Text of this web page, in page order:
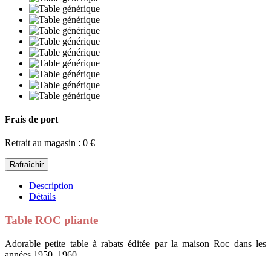
Frais de port
Retrait au magasin : 0 €
Description
Détails
Table ROC pliante
Adorable petite table à rabats éditée par la maison Roc dans les